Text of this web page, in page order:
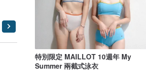
特別限定 MAILLOT 10週年 My
Summer 兩截式泳衣